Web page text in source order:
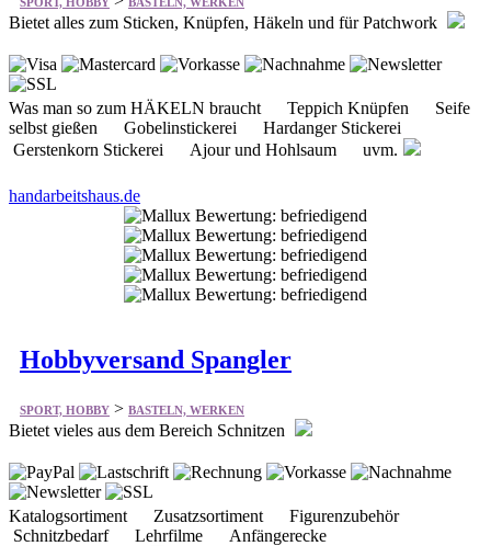
Bietet alles zum Sticken, Knüpfen, Häkeln und für Patchwork
Was man so zum HÄKELN braucht Teppich Knüpfen Seife
selbst gießen Gobelinstickerei Hardanger Stickerei
Gerstenkorn Stickerei Ajour und Hohlsaum uvm.
handarbeitshaus.de
Hobbyversand Spangler
SPORT, HOBBY > BASTELN, WERKEN
Bietet vieles aus dem Bereich Schnitzen
Katalogsortiment Zusatzsortiment Figurenzubehör
Schnitzbedarf Lehrfilme Anfängerecke